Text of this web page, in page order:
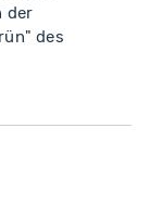
der
des